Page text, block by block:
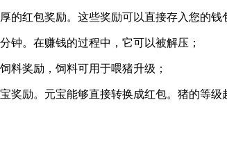
的红包奖励。这些奖励可以直接存入您的钱
钟。在赚钱的过程中，它可以被解压；
料奖励，饲料可用于喂猪升级；
奖励。元宝能够直接转换成红包。猪的等级